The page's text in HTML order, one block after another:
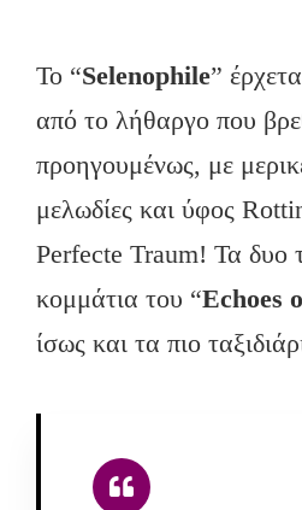
To “Selenophile”
από το λήθαργο που
προηγουμένως, με
μελωδίες και ύφος
Perfecte Traum! Τα δυο
κομμάτια του “Echoes
ίσως και τα πιο